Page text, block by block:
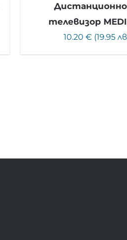
Дистанционно
телевизор
10.20 € (19.95